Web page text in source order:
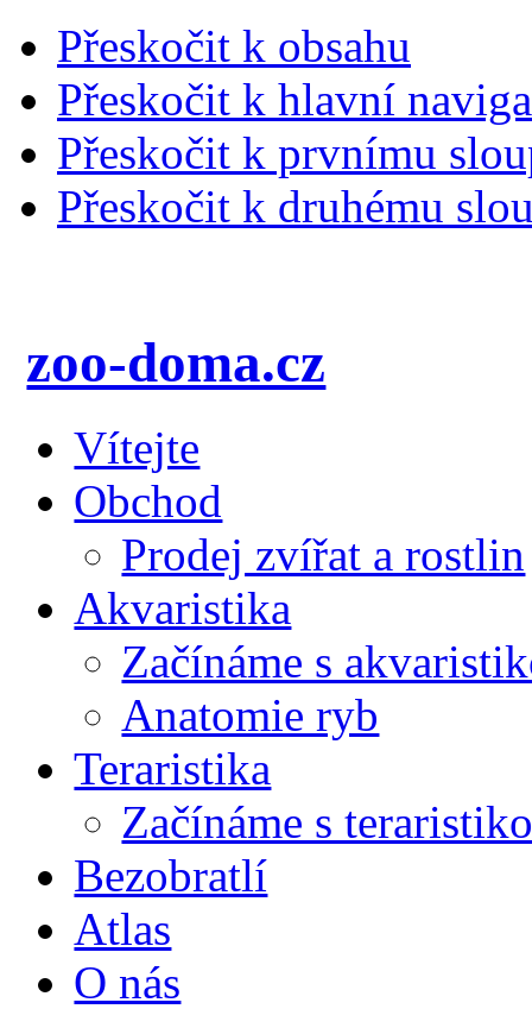
Přeskočit k obsahu
Přeskočit k hlavní
Přeskočit k prvnímu
Přeskočit k druhému
zoo-doma.cz
Vítejte
Obchod
Prodej zvířat a rostlin
Akvaristika
Začínáme s
Anatomie ryb
Teraristika
Začínáme s
Bezobratlí
Atlas
O nás